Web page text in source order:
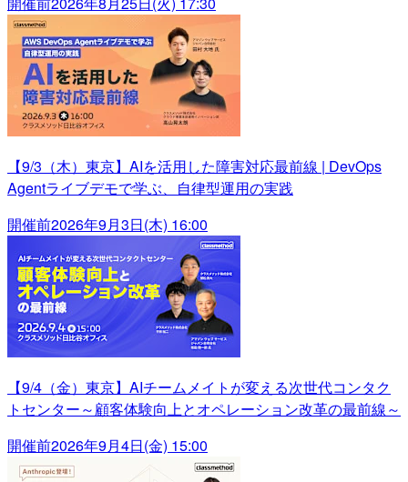
【9/3（木）東京】AIを活用した障害対応最前線 | DevOps
Agentライブデモで学ぶ、自律型運用の実践
開催前2026年9月3日(木) 16:00
【9/4（金）東京】AIチームメイトが変える次世代コンタク
トセンター～顧客体験向上とオペレーション改革の最前線～
開催前2026年9月4日(金) 15:00